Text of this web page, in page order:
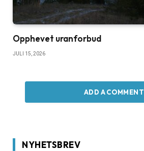
Opphevet uranforbud
JULI 15, 2026
ADD A COMMENT
NYHETSBREV